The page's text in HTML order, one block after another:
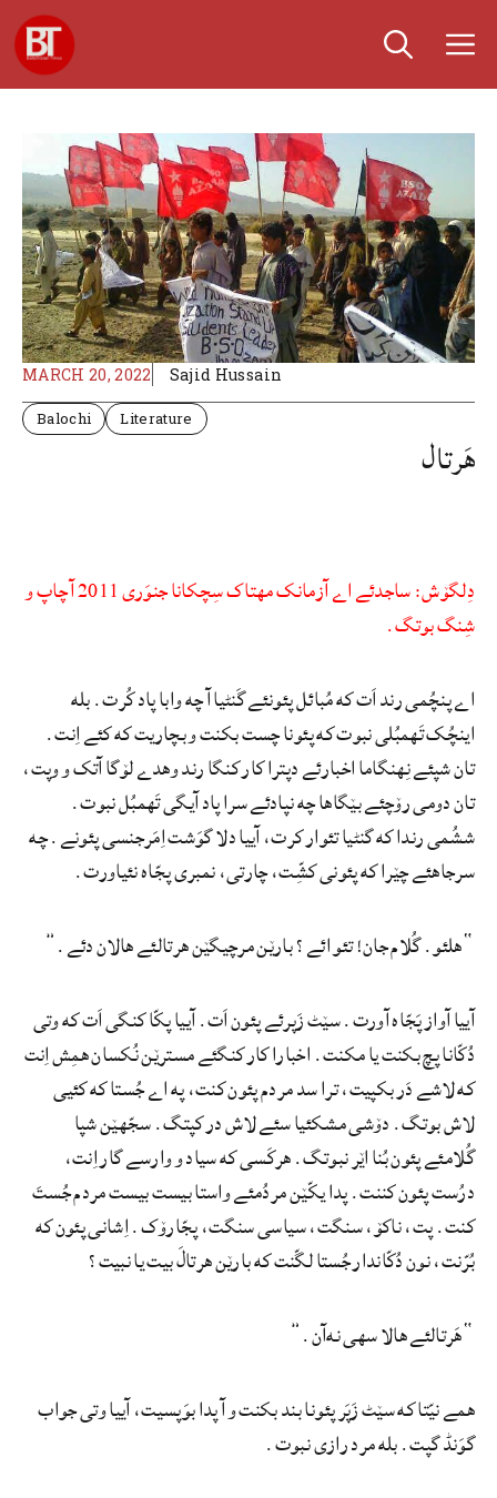
Skip
to
content
MARCH 20, 2022 Sajid Hussain
Balochi Literature
هَرتال
دِلگۆش: ساجدئے اے آزمانک مهتاک سِچکانا جنوَری 2011 آ چاپ و
شِنگ بوتگ.
اے پنچُمی رند اَت که مُبائل پئونئے گَنٹیا آ چه وابا پاد کُرت. بله
اینچُک تَهمبُلی نبوت که پئونا چست بکنت و بچاریت که کئے اِنت.
تان شپئے نِهنگاما اخبارئے دپترا کار کنگا رند وهدے لۆگا آتک و وپت،
تان دومی رۆچئے بێگاها چه نپادئے سرا پاد آیگی تَهمبُل نبوت.
ششُمی رندا که گنٹیا تئوار کرت، آییا دلا گوَشت اِمَرجنسی پئونے. چه
سرجاهئے چێرا که پئونی کشِّت، چارتی، نمبری پجّاه نئیاورت.
“هلئو. گُلام جان! تئو ائے؟ بارێن مرچیگێن هرتالئے هالان دئے.”
آییا آواز پَجّاه آورت. سێٹ زَپرئے پئون اَت. آییا پکّا کنگی اَت که وتی
دُکّانا پچ بکنت یا مکنت. اخبارا کار کنگئے مسترێن نُکسان همِش اِنت
که لاشے دَر بکپیت، ترا سد مردم پئون کنت، په اے جُستا که کئیی
لاش بوتگ. دۆشی مشکئیا سئے لاش در کپتگ. سجّهێن شپا
گُلامئے پئون بُنا اێر نبوتگ. هرکَسی که سیاد و وارسے گار اِنت،
درُست پئون کننت. پدا یکّێن مردُمئے واستا بیست بیست مردم جُستَ
کنت. پت، ناکۆ، سنگت، سیاسی سنگت، پجّارۆک. اِشانی پئون که
بُرّنت، نون دُکّاندار جُستا لگّنت که بارێن هرتالَ بیت یا نبیت؟
“هَرتالئے هالا سهی نه‌آن.”
همے نیّتا که سێٹ زَپَر پئونا بند بکنت و آ پدا بوَپسیت، آییا وتی جواب
گوَنڈ گپت. بله مرد رازی نبوت.